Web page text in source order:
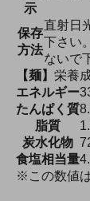
示
保存
方法
直射日
下さい
ないで
【麺】 栄養
エネルギー
たんぱく質
脂質
炭水化物
食塩相当量
※この数値